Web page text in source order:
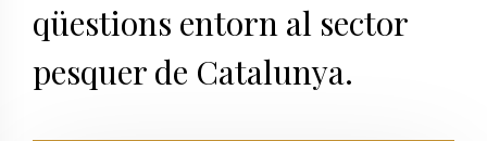
qüestions entorn al sector
pesquer de Catalunya.